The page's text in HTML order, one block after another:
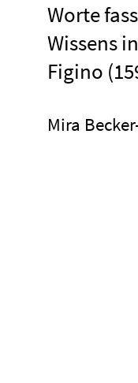
Worte
Wissens
Figino
Mira